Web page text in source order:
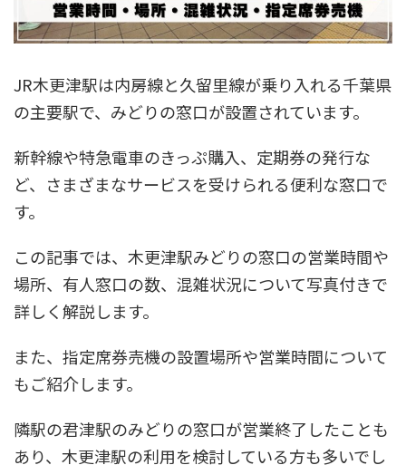
JR木更津駅は内房線と久留里線が乗り入れる千葉県
の主要駅で、みどりの窓口が設置されています。
新幹線や特急電車のきっぷ購入、定期券の発行な
ど、さまざまなサービスを受けられる便利な窓口で
す。
この記事では、木更津駅みどりの窓口の営業時間や
場所、有人窓口の数、混雑状況について写真付きで
詳しく解説します。
また、指定席券売機の設置場所や営業時間について
もご紹介します。
隣駅の君津駅のみどりの窓口が営業終了したことも
あり、木更津駅の利用を検討している方も多いでし